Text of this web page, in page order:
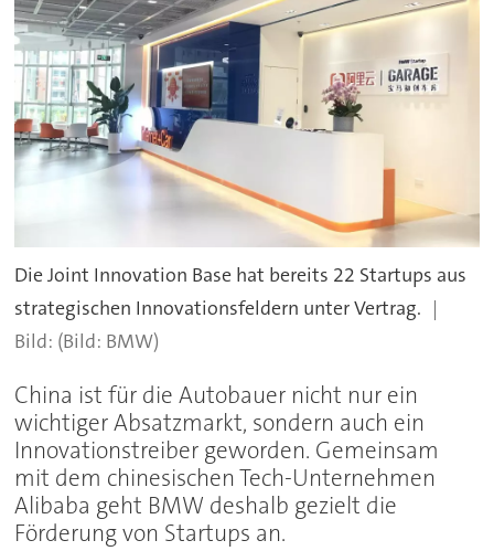
Die Joint Innovation Base hat bereits 22 Startups aus
strategischen Innovationsfeldern unter Vertrag.
(Bild: BMW)
China ist für die Autobauer nicht nur ein
wichtiger Absatzmarkt, sondern auch ein
Innovationstreiber geworden. Gemeinsam
mit dem chinesischen Tech-Unternehmen
Alibaba geht BMW deshalb gezielt die
Förderung von Startups an.